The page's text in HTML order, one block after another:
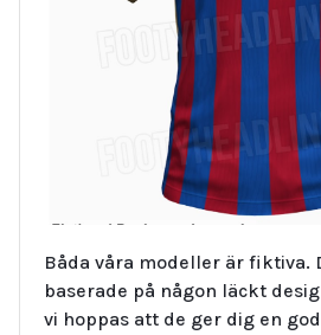
Båda våra modeller är fiktiva.
baserade på någon läckt
vi hoppas att de ger dig en